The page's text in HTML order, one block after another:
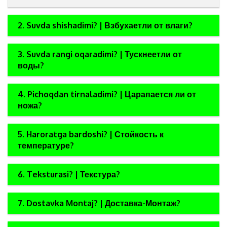
2. Suvda shishadimi? | Взбухаетли от влаги?
3. Suvda rangi oqaradimi? | Тускнеетли от
воды?
4. Pichoqdan tirnaladimi? | Царапается ли от
ножа?
5. Haroratga bardoshi? | Стойкость к
температуре?
6. Teksturasi? | Текстура?
7. Dostavka Montaj? | Доставка-Монтаж?